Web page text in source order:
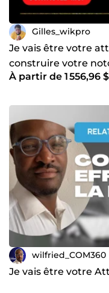
Gilles_wikpro
Je vais être votre
construire votre
Wikipédia
À partir de 1 556,96
wilfried_COM360
Je vais être votre